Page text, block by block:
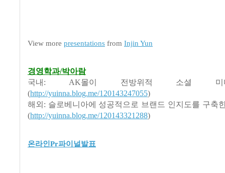
View more presentations from Injin Yun
경영학과/박아람
국내: AK몰이 전방위적 소셜 미
(http://yuinna.blog.me/120143247055)
해외: 슬로베니아에 성공적으로 브랜드 인지도를 구축
(http://yuinna.blog.me/120143321288)
온라인Pr파이널발표